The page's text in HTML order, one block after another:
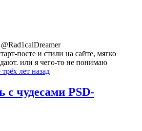
@Rad1calDreamer
посте и стили на сайте, мягко
или я чего-то не понимаю
трёх лет назад
с чудесами PSD-